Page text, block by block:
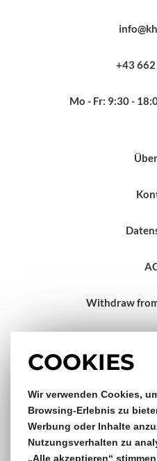
COOKIES
Wir verwenden Cookies,
Browsing-Erlebnis zu
Werbung oder Inhalte
Nutzungsverhalten zu
„Alle akzeptieren“
+43
Mo - Fr: 9:30 -
Withdraw
Gratis
ab